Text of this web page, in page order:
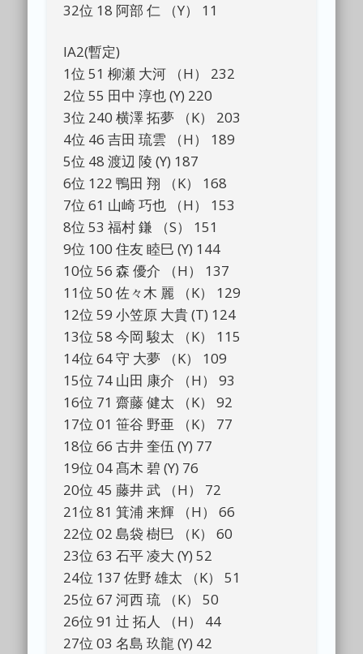
32位 18 阿部 仁 （Y） 11
IA2(暫定)
1位 51 柳瀬 大河 （H） 232
2位 55 田中 淳也 (Y) 220
3位 240 横澤 拓夢 （K） 203
4位 46 吉田 琉雲 （H） 189
5位 48 渡辺 陵 (Y) 187
6位 122 鴨田 翔 （K） 168
7位 61 山崎 巧也 （H） 153
8位 53 福村 鎌 （S） 151
9位 100 住友 睦巳 (Y) 144
10位 56 森 優介 （H） 137
11位 50 佐々木 麗 （K） 129
12位 59 小笠原 大貴 (T) 124
13位 58 今岡 駿太 （K） 115
14位 64 守 大夢 （K） 109
15位 74 山田 康介 （H） 93
16位 71 齋藤 健太 （K） 92
17位 01 笹谷 野亜 （K） 77
18位 66 古井 奎伍 (Y) 77
19位 04 髙木 碧 (Y) 76
20位 45 藤井 武 （H） 72
21位 81 箕浦 来輝 （H） 66
22位 02 島袋 樹巳 （K） 60
23位 63 石平 凌大 (Y) 52
24位 137 佐野 雄太 （K） 51
25位 67 河西 琉 （K） 50
26位 91 辻 拓人 （H） 44
27位 03 名島 玖龍 (Y) 42